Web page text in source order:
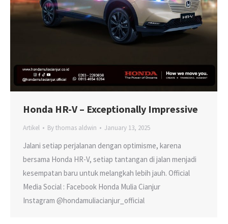
Honda HR-V – Exceptionally Impressive
Artikel Bythomas aldwin January 13, 2025
Jalani setiap perjalanan dengan optimisme, karena
bersama Honda HR-V, setiap tantangan di jalan menjadi
kesempatan baru untuk melangkah lebih jauh. Official
Media Social : Facebook Honda Mulia Cianjur
Instagram @hondamuliacianjur_official